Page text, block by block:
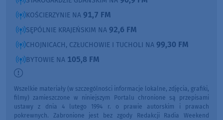
KOŚCIERZYNIE NA 91,7 FM
SĘPÓLNIE KRAJEŃSKIM NA 92,6 FM
CHOJNICACH, CZŁUCHOWIE I TUCHOLI NA 99,30 FM
BYTOWIE NA 105,8 FM
Wszelkie materiały (w szczególności informacje lokalne, zdjęcia, grafiki,
filmy) zamieszczone w niniejszym Portalu chronione są przepisami
ustawy z dnia 4 lutego 1994 r. o prawie autorskim i prawach
pokrewnych. Zabronione jest bez zgody Redakcji Radia Weekend